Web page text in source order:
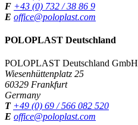
F +43 (0) 732 / 38 86 9
E office@poloplast.com
POLOPLAST Deutschland
POLOPLAST Deutschland GmbH
Wiesenhüttenplatz 25
60329 Frankfurt
Germany
T +49 (0) 69 / 566 082 520
E office@poloplast.com